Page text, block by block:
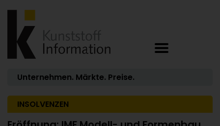
Unternehmen. Märkte. Preise.
INSOLVENZEN